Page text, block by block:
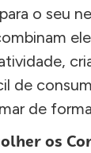
o seu
de
de
os